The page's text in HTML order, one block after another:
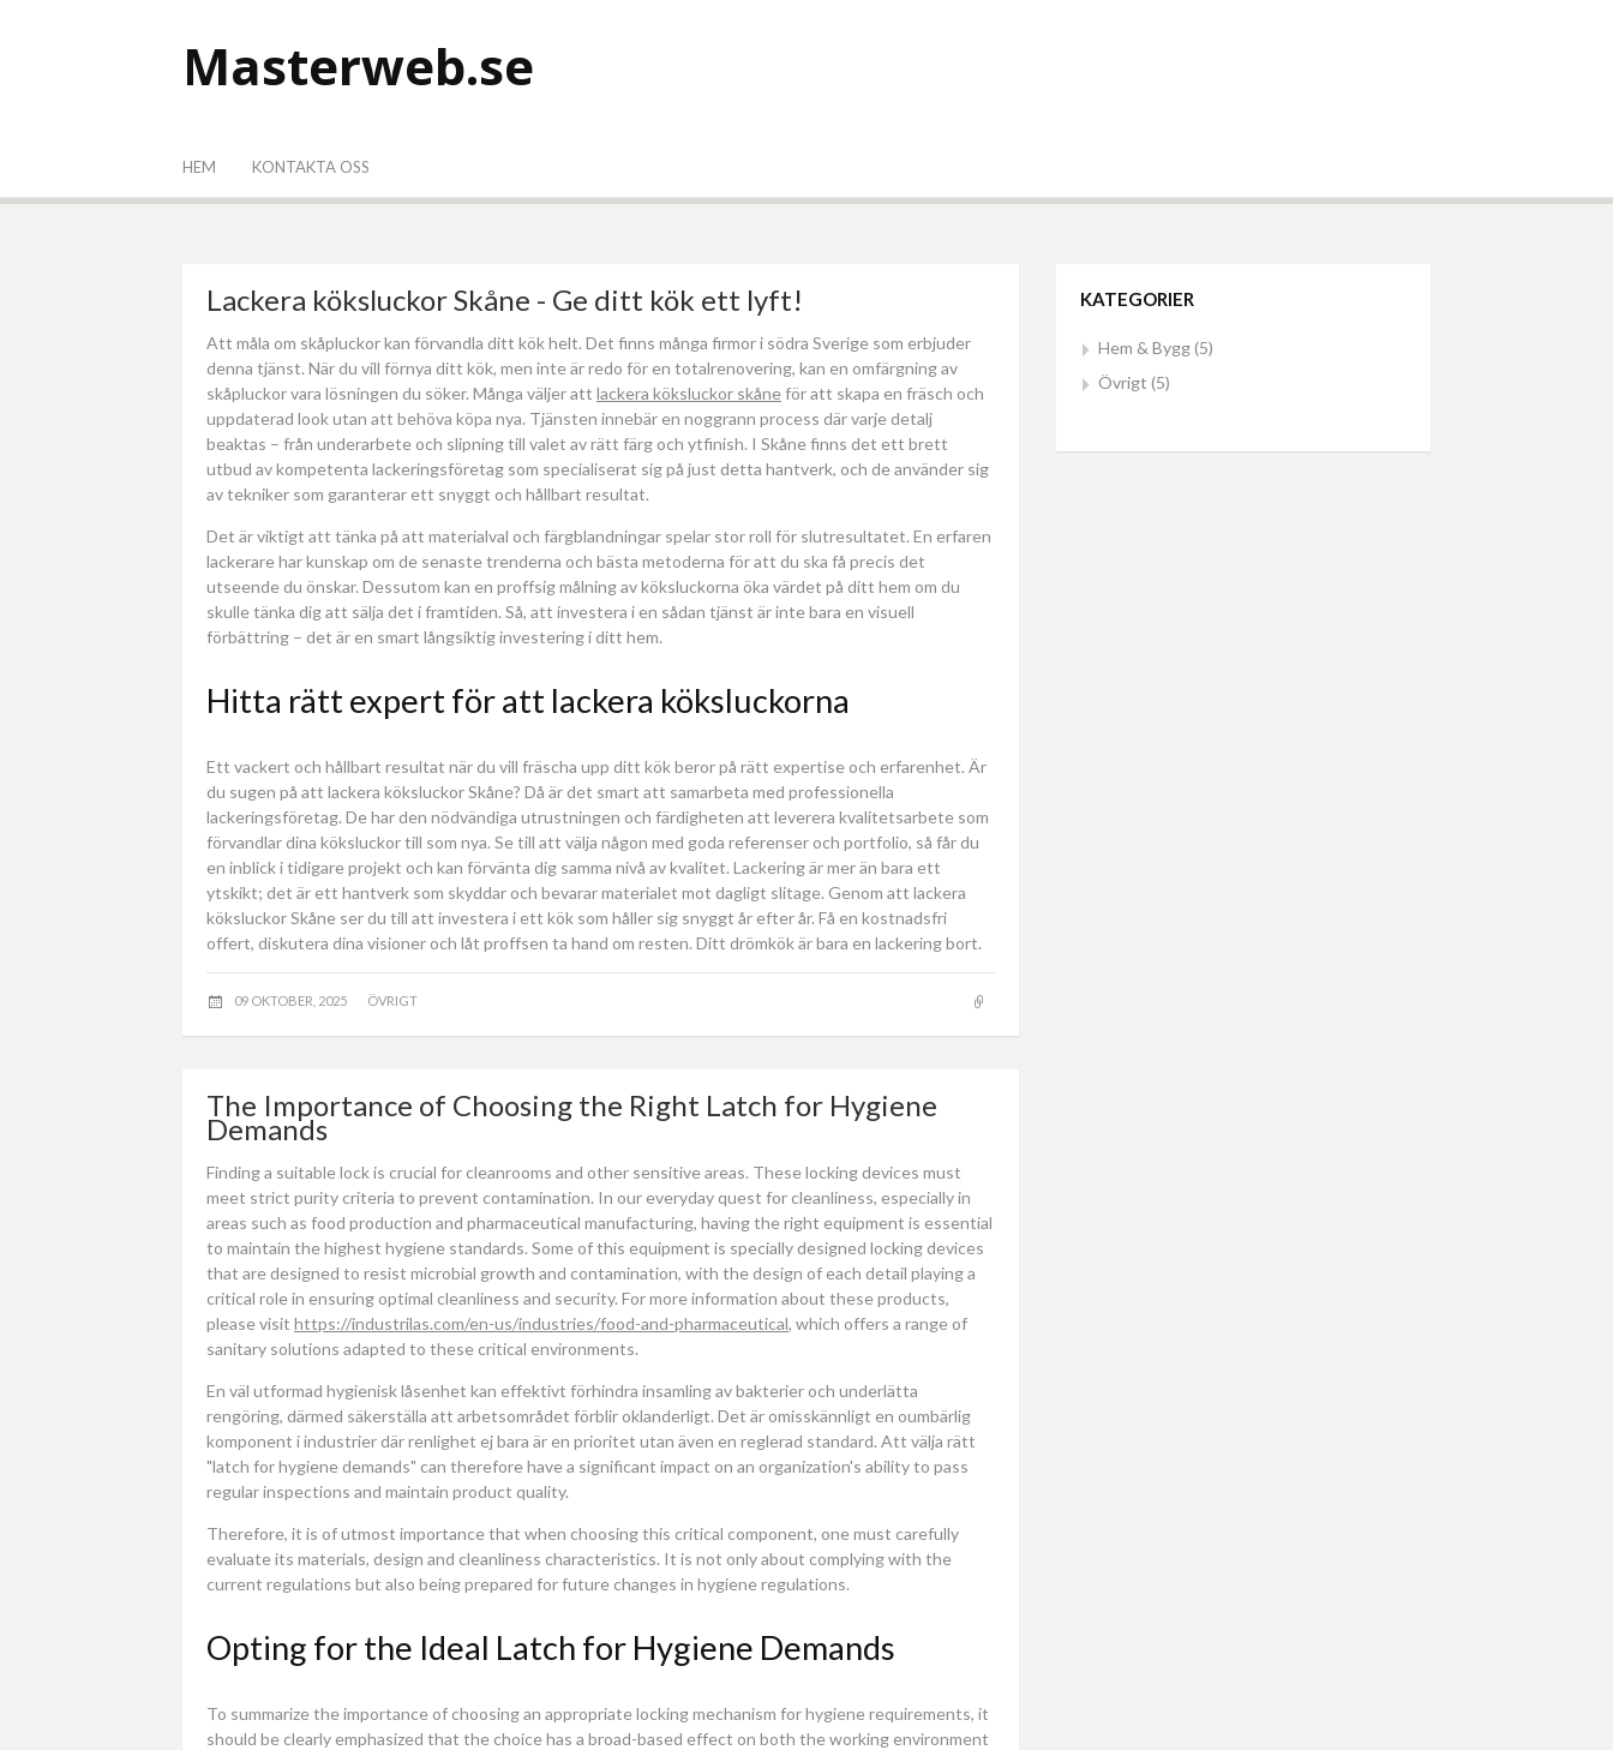
Masterweb.se
HEM KONTAKTA OSS
Lackera köksluckor Skåne - Ge ditt kök ett lyft!
Att måla om skåpluckor kan förvandla ditt kök helt. Det finns många firmor i södra Sverige som erbjuder
denna tjänst. När du vill förnya ditt kök, men inte är redo för en totalrenovering, kan en omfärgning av
skåpluckor vara lösningen du söker. Många väljer att lackera köksluckor skåneför att skapa en fräsch och
uppdaterad look utan att behöva köpa nya. Tjänsten innebär en noggrann process där varje detalj
beaktas – från underarbete och slipning till valet av rätt färg och ytfinish. I Skåne finns det ett brett
utbud av kompetenta lackeringsföretag som specialiserat sig på just detta hantverk, och de använder sig
av tekniker som garanterar ett snyggt och hållbart resultat.
Det är viktigt att tänka på att materialval och färgblandningar spelar stor roll för slutresultatet. En erfaren
lackerare har kunskap om de senaste trenderna och bästa metoderna för att du ska få precis det
utseende du önskar. Dessutom kan en proffsig målning av köksluckorna öka värdet på ditt hem om du
skulle tänka dig att sälja det i framtiden. Så, att investera i en sådan tjänst är inte bara en visuell
förbättring – det är en smart långsiktig investering i ditt hem.
Hitta rätt expert för att lackera köksluckorna
Ett vackert och hållbart resultat när du vill fräscha upp ditt kök beror på rätt expertise och erfarenhet. Är
du sugen på att lackera köksluckor Skåne? Då är det smart att samarbeta med professionella
lackeringsföretag. De har den nödvändiga utrustningen och färdigheten att leverera kvalitetsarbete som
förvandlar dina köksluckor till som nya. Se till att välja någon med goda referenser och portfolio, så får du
en inblick i tidigare projekt och kan förvänta dig samma nivå av kvalitet. Lackering är mer än bara ett
ytskikt; det är ett hantverk som skyddar och bevarar materialet mot dagligt slitage. Genom att lackera
köksluckor Skåne ser du till att investera i ett kök som håller sig snyggt år efter år. Få en kostnadsfri
offert, diskutera dina visioner och låt proffsen ta hand om resten. Ditt drömkök är bara en lackering bort.
09 OKTOBER, 2025 ÖVRIGT
The Importance of Choosing the Right Latch for Hygiene
Demands
Finding a suitable lock is crucial for cleanrooms and other sensitive areas. These locking devices must
meet strict purity criteria to prevent contamination. In our everyday quest for cleanliness, especially in
areas such as food production and pharmaceutical manufacturing, having the right equipment is essential
to maintain the highest hygiene standards. Some of this equipment is specially designed locking devices
that are designed to resist microbial growth and contamination, with the design of each detail playing a
critical role in ensuring optimal cleanliness and security. For more information about these products,
please visit https://industrilas.com/en-us/industries/food-and-pharmaceutical, which offers a range of
sanitary solutions adapted to these critical environments.
En väl utformad hygienisk låsenhet kan effektivt förhindra insamling av bakterier och underlätta
rengöring, därmed säkerställa att arbetsområdet förblir oklanderligt. Det är omisskännligt en oumbärlig
komponent i industrier där renlighet ej bara är en prioritet utan även en reglerad standard. Att välja rätt
"latch for hygiene demands" can therefore have a significant impact on an organization's ability to pass
regular inspections and maintain product quality.
Therefore, it is of utmost importance that when choosing this critical component, one must carefully
evaluate its materials, design and cleanliness characteristics. It is not only about complying with the
current regulations but also being prepared for future changes in hygiene regulations.
Opting for the Ideal Latch for Hygiene Demands
To summarize the importance of choosing an appropriate locking mechanism for hygiene requirements, it
should be clearly emphasized that the choice has a broad-based effect on both the working environment
KATEGORIER
Hem & Bygg(5)
Övrigt (5)